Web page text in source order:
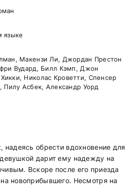
языке
Макензи Ли, Джордан Престон
Вудард, Билл Кэмп, Джон
Николас Кроветти, Спенсер
Пилу Асбек, Александр Уорд
надеясь обрести вдохновение для
дарит ему надежду на
Вскоре после его приезда
новоприбывшего. Несмотря на